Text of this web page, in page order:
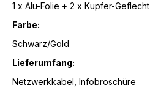
1 x Alu-Folie + 2 x Kupfer-Geflecht
Farbe:
Schwarz/Gold
Lieferumfang:
Netzwerkkabel, Infobroschüre